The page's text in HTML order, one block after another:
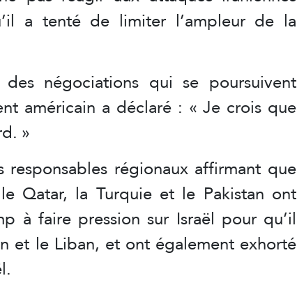
a tenté de limiter l’ampleur de la
négociations qui se poursuivent
américain a déclaré : « Je crois que
»
responsables régionaux affirmant que
Qatar, la Turquie et le Pakistan ont
à faire pression sur Israël pour qu’il
et le Liban, et ont également exhorté